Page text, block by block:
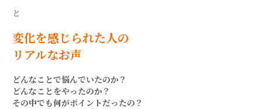
と
変化を感じられた人の
リアルなお声
どんなことで悩んでいたのか？
どんなことをやったのか？
その中でも何がポイントだったの？